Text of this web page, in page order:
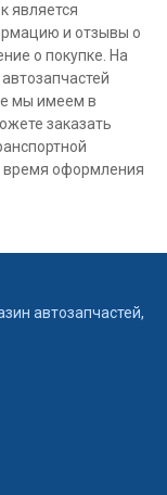
является
и отзывы о
о покупке. На
мы имеем в
заказать
время оформления
автозапчастей,